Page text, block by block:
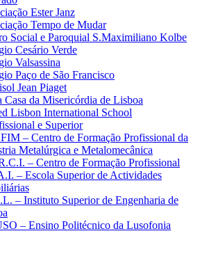
Ester Janz
Tempo de Mudar
Social e Paroquial S.Maximiliano Kolbe
Cesário Verde
Valsassina
Paço de São Francisco
Jean Piaget
Casa da Misericórdia de Lisboa
Lisbon International School
e Superior
– Centro de Formação Profissional da
Metalúrgica e Metalomecânica
– Centro de Formação Profissional
– Escola Superior de Actividades
– Instituto Superior de Engenharia de
– Ensino Politécnico da Lusofonia